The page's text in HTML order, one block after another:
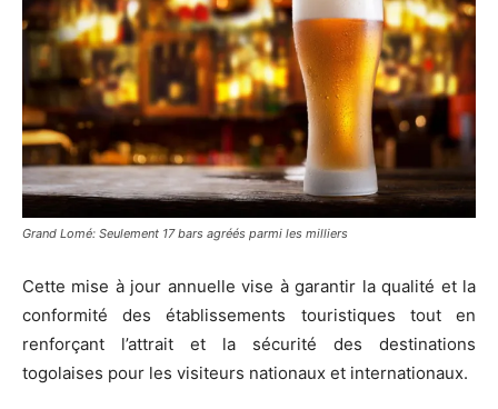
Grand Lomé: Seulement 17 bars agréés parmi les milliers
Cette mise à jour annuelle vise à garantir la qualité et la
conformité des établissements touristiques tout en
renforçant l’attrait et la sécurité des destinations
togolaises pour les visiteurs nationaux et internationaux.